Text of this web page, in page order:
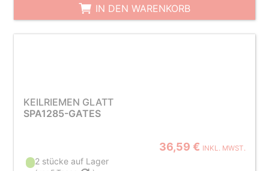
IN DEN WARENKORB
KEILRIEMEN GLATT
SPA1285-GATES
36,59 € INKL. MWST.
2 stücke auf Lager